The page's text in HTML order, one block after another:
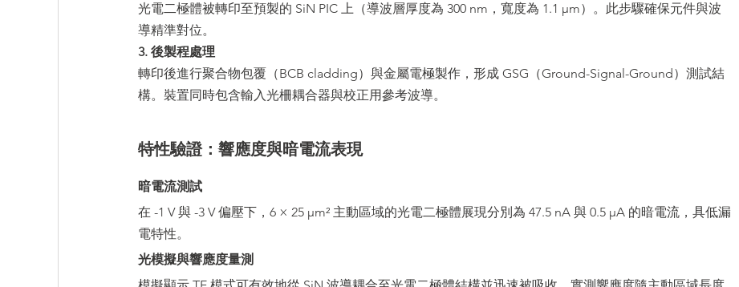
光電二極體被轉印至預製的 SiN PIC 上（導波層厚度為 300 nm，寬度為 1.1 μm）。此步驟確保元件與波
導精準對位。
3. 後製程處理
轉印後進行聚合物包覆（BCB cladding）與金屬電極製作，形成 GSG（Ground-Signal-Ground）測試結
構。裝置同時包含輸入光柵耦合器與校正用參考波導。
特性驗證：響應度與暗電流表現
暗電流測試
在 -1 V 與 -3 V 偏壓下，6 × 25 μm² 主動區域的光電二極體展現分別為 47.5 nA 與 0.5 μA 的暗電流，具低漏
電特性。
光模擬與響應度量測